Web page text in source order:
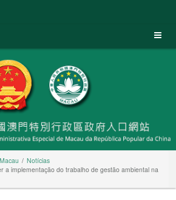
Notícias
a implementação do trabalho de gestão ambiental na